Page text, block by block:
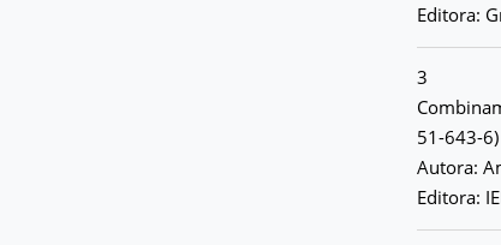
Editora:
3
51-643-6)
Autora:
Editora: